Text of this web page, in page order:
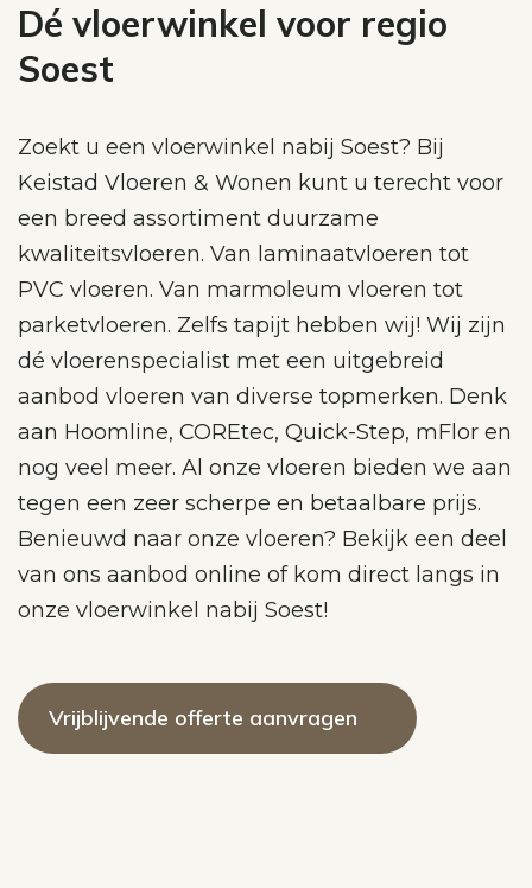
Dé vloerwinkel voor regio
Soest
Zoekt u een vloerwinkel nabij Soest? Bij
Keistad Vloeren & Wonen kunt u terecht voor
een breed assortiment duurzame
kwaliteitsvloeren. Van laminaatvloeren tot
PVC vloeren. Van marmoleum vloeren tot
parketvloeren. Zelfs tapijt hebben wij! Wij zijn
dé vloerenspecialist met een uitgebreid
aanbod vloeren van diverse topmerken. Denk
aan Hoomline, COREtec, Quick-Step, mFlor en
nog veel meer. Al onze vloeren bieden we aan
tegen een zeer scherpe en betaalbare prijs.
Benieuwd naar onze vloeren? Bekijk een deel
van ons aanbod online of kom direct langs in
onze vloerwinkel nabij Soest!
Vrijblijvende offerte aanvragen